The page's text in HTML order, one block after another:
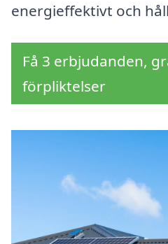
energieffektivt och
Få 3 erbjudanden,
förpliktelser